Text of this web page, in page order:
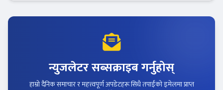
न्युजलेटर सब्सक्राइब गर्नुहोस्
हाम्रो दैनिक समाचार र महत्त्वपूर्ण अपडेटहरू सिधै तपाईंको इमेलमा प्राप्त